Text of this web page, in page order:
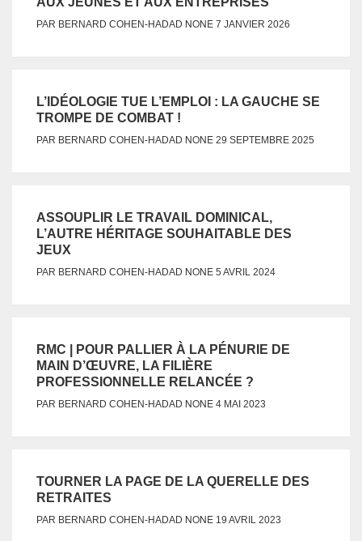
PAR BERNARD COHEN-HADAD NONE 7 JANVIER 2026
L’IDÉOLOGIE TUE L’EMPLOI : LA GAUCHE SE
TROMPE DE COMBAT !
PAR BERNARD COHEN-HADAD NONE 29 SEPTEMBRE 2025
ASSOUPLIR LE TRAVAIL DOMINICAL,
L’AUTRE HÉRITAGE SOUHAITABLE DES
JEUX
PAR BERNARD COHEN-HADAD NONE 5 AVRIL 2024
RMC | POUR PALLIER À LA PÉNURIE DE
MAIN D’ŒUVRE, LA FILIÈRE
PROFESSIONNELLE RELANCÉE ?
PAR BERNARD COHEN-HADAD NONE 4 MAI 2023
TOURNER LA PAGE DE LA QUERELLE DES
RETRAITES
PAR BERNARD COHEN-HADAD NONE 19 AVRIL 2023